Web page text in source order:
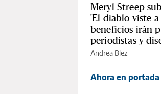
Meryl Streep
'El diablo viste
beneficios irán
periodistas y
Andrea Blez
Ahora en portada